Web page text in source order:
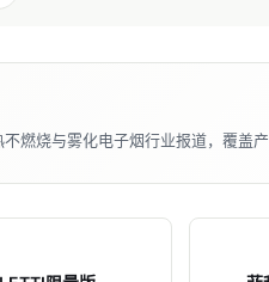
燃烧与雾化电子烟行业报道，覆盖